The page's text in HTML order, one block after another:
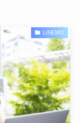
LINEMO